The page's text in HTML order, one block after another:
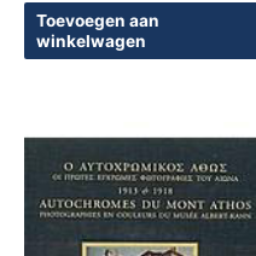
Toevoegen aan
winkelwagen